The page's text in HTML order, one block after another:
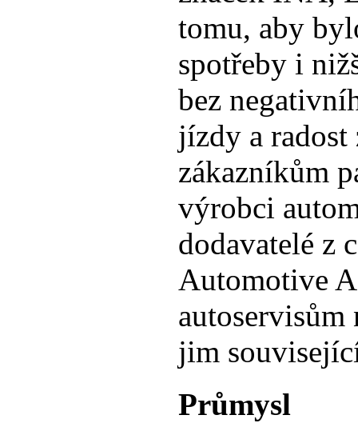
tomu, aby
spotřeby i
bez
jízdy a
zákazníkům
výrobci
dodavatelé z
Automotive
jim
Průmysl